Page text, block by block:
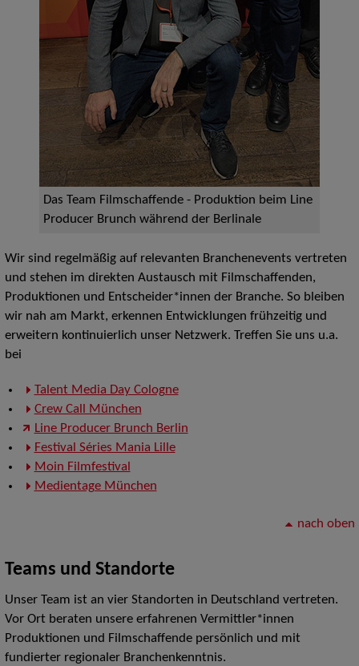
Das Team Filmschaffende - Produktion beim Line
Producer Brunch während der Berlinale
Wir sind regelmäßig auf relevanten Branchenevents vertreten
und stehen im direkten Austausch mit Filmschaffenden,
Produktionen und Entscheider*innen der Branche. So bleiben
wir nah am Markt, erkennen Entwicklungen frühzeitig und
erweitern kontinuierlich unser Netzwerk. Treffen Sie uns u.a.
bei
Talent Media Day Cologne
Crew Call München
Line Producer Brunch Berlin
Festival Séries Mania Lille
Moin Filmfestival
Medientage München
nach oben
Teams und Standorte
Unser Team ist an vier Standorten in Deutschland vertreten.
Vor Ort beraten unsere erfahrenen Vermittler*innen
Produktionen und Filmschaffende persönlich und mit
fundierter regionaler Branchenkenntnis.